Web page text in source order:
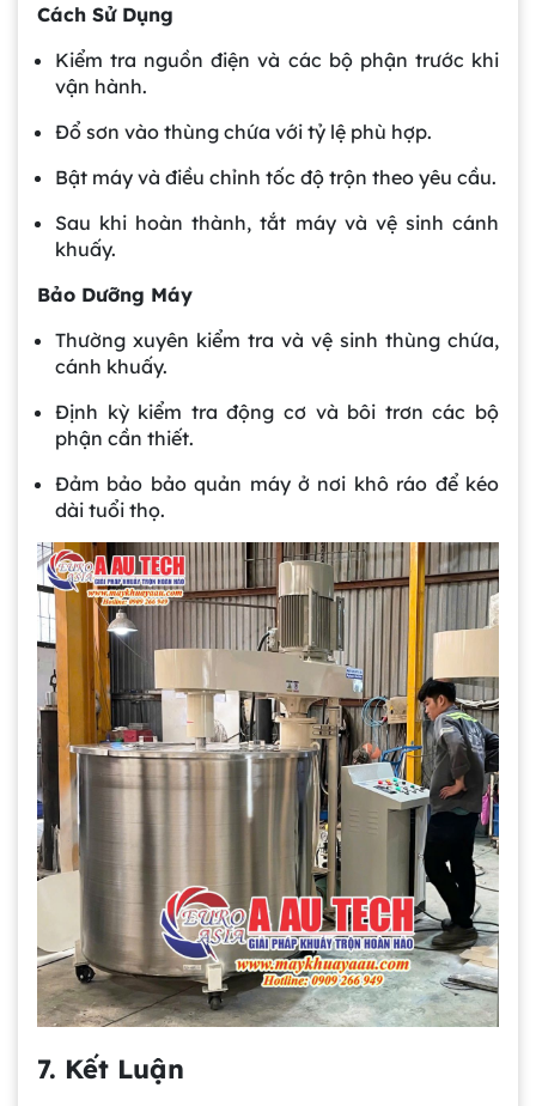
Cách Sử Dụng
Kiểm tra nguồn điện và các bộ phận trước khi
vận hành.
Đổ sơn vào thùng chứa với tỷ lệ phù hợp.
Bật máy và điều chỉnh tốc độ trộn theo yêu cầu.
Sau khi hoàn thành, tắt máy và vệ sinh cánh
khuấy.
Bảo Dưỡng Máy
Thường xuyên kiểm tra và vệ sinh thùng chứa,
cánh khuấy.
Định kỳ kiểm tra động cơ và bôi trơn các bộ
phận cần thiết.
Đảm bảo bảo quản máy ở nơi khô ráo để kéo
dài tuổi thọ.
7. Kết Luận